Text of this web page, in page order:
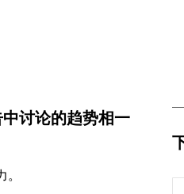
中讨论的趋势相一